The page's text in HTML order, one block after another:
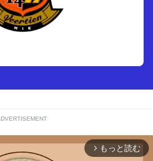
arrow_forward_ios もっと読む